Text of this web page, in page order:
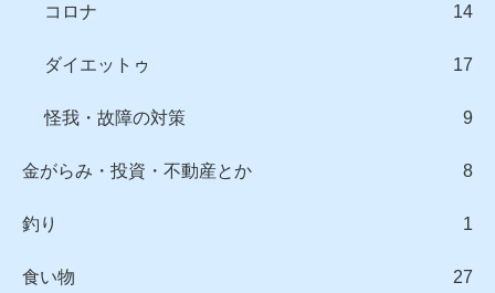
コロナ 14
ダイエットゥ 17
怪我・故障の対策 9
金がらみ・投資・不動産とか 8
釣り 1
食い物 27